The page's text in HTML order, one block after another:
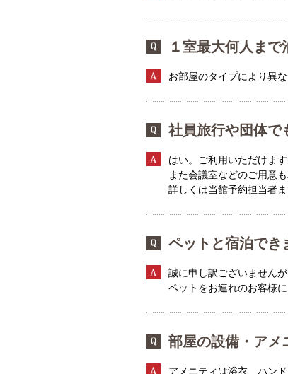
１室最大何人まで
お部屋のタイプにより異
社員旅行や団体で
はい。ご利用いただけま
また会議室などのご用意
詳しくは当館予約担当者
ペットと宿泊でき
誠に申し訳ございません
ペットをお連れのお客様
部屋の設備・アメ
アメニティは浴衣、ハン